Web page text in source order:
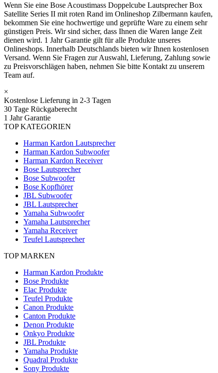
Wenn Sie eine Bose Acoustimass Doppelcube Lautsprecher Box
Satellite Series II mit roten Rand im Onlineshop Zilbermann kaufen,
bekommen Sie eine hochwertige und geprüfte Ware zu einem sehr
günstigen Preis. Wir sind sicher, dass Ihnen die Waren lange Zeit
dienen wird. 1 Jahr Garantie gilt für alle Produkte unseres
Onlineshops. Innerhalb Deutschlands bieten wir Ihnen kostenlosen
Versand. Wenn Sie Fragen zur Auswahl, Lieferung, Zahlung sowie
zu Preisvorschlägen haben, nehmen Sie bitte Kontakt zu unserem
Team auf.
×
Kostenlose Lieferung in 2-3 Tagen
30 Tage Rückgaberecht
1 Jahr Garantie
TOP KATEGORIEN
Harman Kardon Lautsprecher
Harman Kardon Subwoofer
Harman Kardon Receiver
Bose Lautsprecher
Bose Subwoofer
Bose Kopfhörer
JBL Subwoofer
JBL Lautsprecher
Yamaha Subwoofer
Yamaha Lautsprecher
Yamaha Receiver
Teufel Lautsprecher
TOP MARKEN
Harman Kardon Produkte
Bose Produkte
Elac Produkte
Teufel Produkte
Canon Produkte
Canton Produkte
Denon Produkte
Onkyo Produkte
JBL Produkte
Yamaha Produkte
Quadral Produkte
Sony Produkte